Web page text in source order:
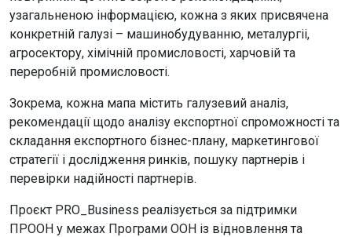
узагальненою інформацією, кожна з яких присвячена
конкретній галузі – машинобудуванню, металургіі,
агросектору, хімічній промисловості, харчовій та
переробній промисловості.
Зокрема, кожна мапа містить галузевий аналіз,
рекомендації щодо аналізу експортної спроможності та
складання експортного бізнес-плану, маркетингової
стратегії і дослідження ринків, пошуку партнерів і
перевірки надійності партнерів.
Проєкт PRO_Business реалізується за підтримки
ПРООН у межах Програми ООН із відновлення та